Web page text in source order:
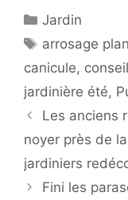
Catégories
Jardin
Étiquettes
arrosage
canicule,
jardinière été,
Les anciens
noyer près de
jardiniers
Fini les